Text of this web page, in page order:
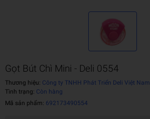
Gọt Bút Chì Mini - Deli 0554
Thương hiệu: Công ty TNHH Phát Triển Deli Việt Nam
Tình trạng: Còn hàng
Mã sản phẩm: 692173490554